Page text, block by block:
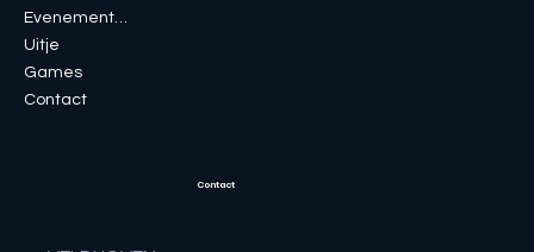
Uitje
Games
Contact
Contact